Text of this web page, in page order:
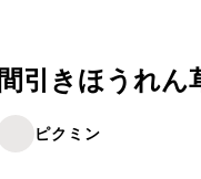
間引きほうれん
ピクミン